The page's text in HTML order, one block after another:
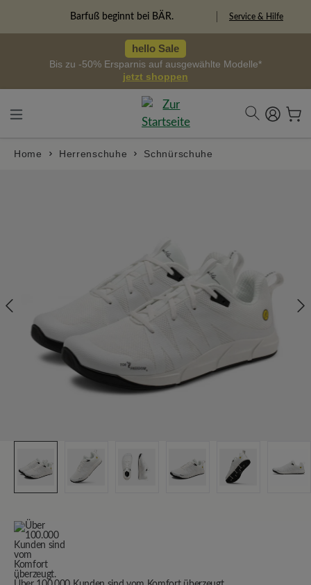
Freiheitspioniere Service & Hilfe
hello Sale
Bis zu -50% Ersparnis auf ausgewählte Modelle*
jetzt shoppen
Home Herrenschuhe Schnürschuhe